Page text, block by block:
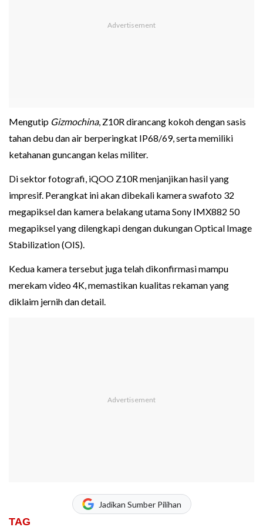
Mengutip Gizmochina, Z10R dirancang kokoh dengan sasis
tahan debu dan air berperingkat IP68/69, serta memiliki
ketahanan guncangan kelas militer.
Di sektor fotografi, iQOO Z10R menjanjikan hasil yang
impresif. Perangkat ini akan dibekali kamera swafoto 32
megapiksel dan kamera belakang utama Sony IMX882 50
megapiksel yang dilengkapi dengan dukungan Optical Image
Stabilization (OIS).
Kedua kamera tersebut juga telah dikonfirmasi mampu
merekam video 4K, memastikan kualitas rekaman yang
diklaim jernih dan detail.
Jadikan Sumber Pilihan
TAG